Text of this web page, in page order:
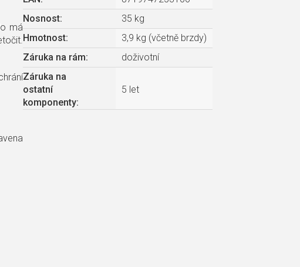
má
Nosnost:
35 kg
Hmotnost:
3,9 kg (včetně brzdy)
Záruka na rám:
doživotní
Záruka na
ostatní
komponenty:
5 let